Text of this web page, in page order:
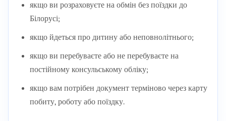
якщо ви розраховуєте на обмін без поїздки до
Білорусі;
якщо йдеться про дитину або неповнолітнього;
якщо ви перебуваєте або не перебуваєте на
постійному консульському обліку;
якщо вам потрібен документ терміново через карту
побиту, роботу або поїздку.